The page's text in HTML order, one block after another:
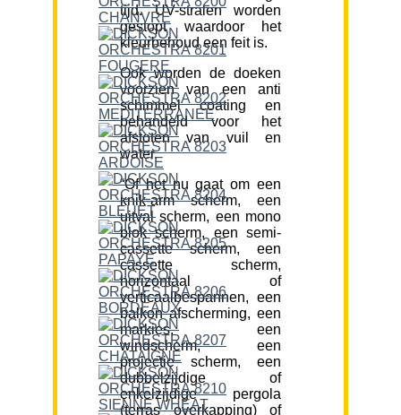
tijd. UV-stralen worden
gestopt waardoor het
kleurbehoud een feit is.
Ook worden de doeken
voorzien van een anti
schimmel coating en
behandeld voor het
afstoten van vuil en
water.
“Of het nu gaat om een
knik-arm scherm, een
uitval scherm, een mono
blok scherm, een semi-
cassette scherm, een
cassette scherm,
horizontaal of
verticaalbespannen, een
balkon afscherming, een
markies, een
windscherm, een
projectie scherm, een
dubbelzijdige of
enkelzijdige pergola
(terras overkapping) of